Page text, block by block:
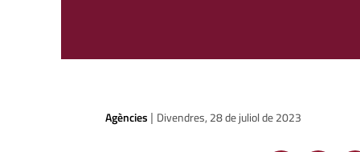
Agències | Divendres, 28 de juliol de 2023